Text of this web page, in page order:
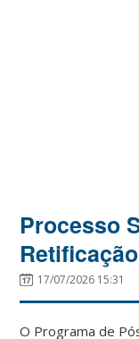
Processo
17/07/2026 15:31
O Programa de